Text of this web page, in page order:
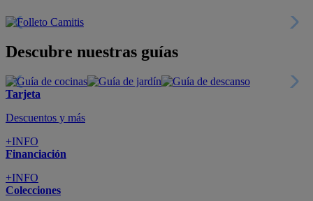
Descubre nuestras guías
Tarjeta
Descuentos y más
+INFO
Financiación
+INFO
Colecciones